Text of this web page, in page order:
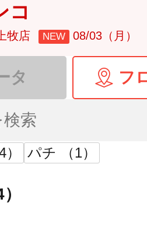
コ
牧店 NEW 08/03（月）
タ フ
パチ （1）